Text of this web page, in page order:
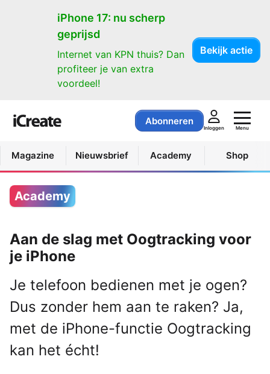
iPhone 17: nu scherp
geprijsd
Internet van KPN thuis? Dan
profiteer je van extra
voordeel!
Bekijk actie
Abonneren
Inloggen Menu
Magazine Nieuwsbrief Academy Shop
Academy
Aan de slag met Oogtracking voor
je iPhone
Je telefoon bedienen met je ogen?
Dus zonder hem aan te raken? Ja,
met de iPhone-functie Oogtracking
kan het écht!